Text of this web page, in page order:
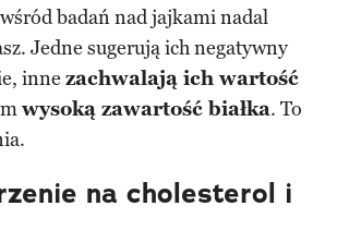
badań nad jajkami nadal
Jedne sugerują ich negatywny
inne zachwalają ich wartość
wysoką zawartość białka. To
na cholesterol i